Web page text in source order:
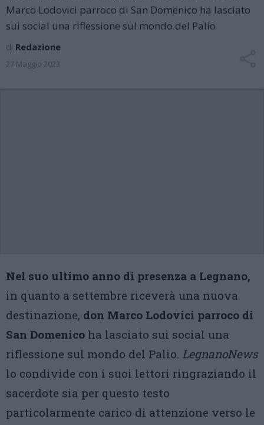
Marco Lodovici parroco di San Domenico ha lasciato
sui social una riflessione sul mondo del Palio
di Redazione
27 Maggio 2023
Nel suo ultimo anno di presenza a Legnano,
in quanto a settembre riceverà una nuova
destinazione, don Marco Lodovici parroco di
San Domenico ha lasciato sui social una
riflessione sul mondo del Palio. LegnanoNews
lo condivide con i suoi lettori ringraziando il
sacerdote sia per questo testo
particolarmente carico di attenzione verso le